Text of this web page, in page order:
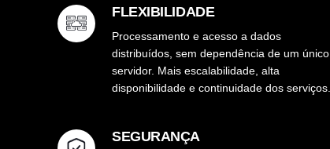
FLEXIBILIDADE
Processamento e acesso a dados
distribuídos, sem dependência de um único
servidor. Mais escalabilidade, alta
disponibilidade e continuidade dos serviços.
SEGURANÇA